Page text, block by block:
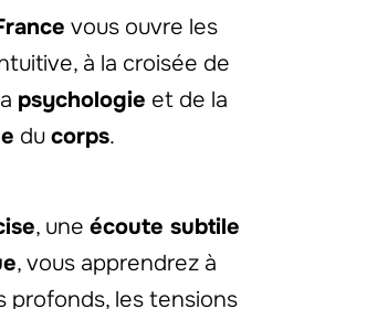
vous ouvre les
à la croisée de
psychologie et de la
du corps.
, une écoute subtile
, vous apprendrez à
les tensions